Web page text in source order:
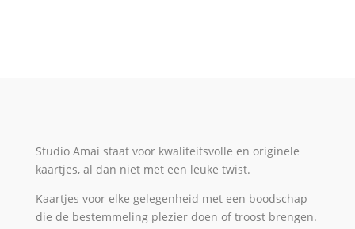
Studio Amai staat voor kwaliteitsvolle en originele
kaartjes, al dan niet met een leuke twist.
Kaartjes voor elke gelegenheid met een boodschap
die de bestemmeling plezier doen of troost brengen.